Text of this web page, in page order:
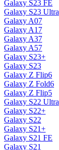
Galaxy S23 FE
Galaxy S23 Ultra
Galaxy A07
Galaxy A17
Galaxy A37
Galaxy A57
Galaxy S23+
Galaxy S23
Galaxy Z Flip6
Galaxy Z Fold6
Galaxy Z Flip5
Galaxy S22 Ultra
Galaxy S22+
Galaxy S22
Galaxy S21+
Galaxy S21 FE
Galaxy S21